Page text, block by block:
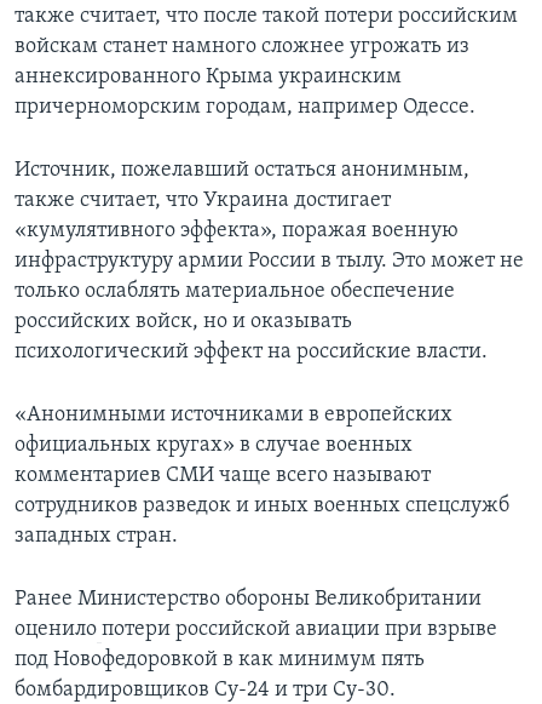
также считает, что после такой потери российским
войскам станет намного сложнее угрожать из
аннексированного Крыма украинским
причерноморским городам, например Одессе.
Источник, пожелавший остаться анонимным,
также считает, что Украина достигает
«кумулятивного эффекта», поражая военную
инфраструктуру армии России в тылу. Это может не
только ослаблять материальное обеспечение
российских войск, но и оказывать
психологический эффект на российские власти.
«Анонимными источниками в европейских
официальных кругах» в случае военных
комментариев СМИ чаще всего называют
сотрудников разведок и иных военных спецслужб
западных стран.
Ранее Министерство обороны Великобритании
оценило потери российской авиации при взрыве
под Новофедоровкой в как минимум пять
бомбардировщиков Су-24 и три Су-30.